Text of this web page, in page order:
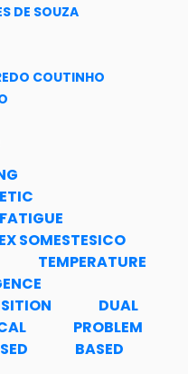
DE SOUZA
COUTINHO
MIRANDA DE SÁ
FATIGUE
SOMESTESICO
TEMPERATURE
DUAL
PROBLEM
BASED